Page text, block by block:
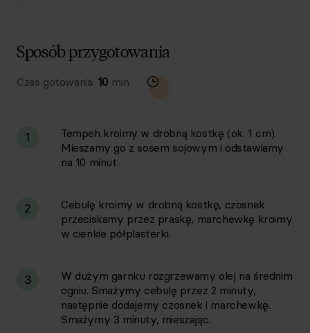
Sposób przygotowania
Czas gotowania: 10 min.
1
Tempeh kroimy w drobną kostkę (ok. 1 cm).
Mieszamy go z sosem sojowym i odstawiamy
na 10 minut.
2
Cebulę kroimy w drobną kostkę, czosnek
przeciskamy przez praskę, marchewkę kroimy
w cienkie półplasterki.
3
W dużym garnku rozgrzewamy olej na średnim
ogniu. Smażymy cebulę przez 2 minuty,
następnie dodajemy czosnek i marchewkę.
Smażymy 3 minuty, mieszając.